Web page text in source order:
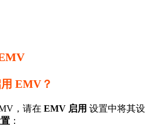
EMV？
，请在 EMV 启用 设置中将其设
：